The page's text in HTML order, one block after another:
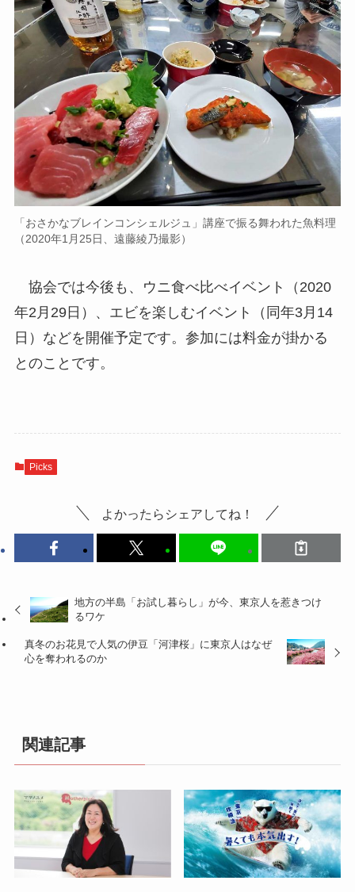
「おさかなブレインコンシェルジュ」講座で振る舞われた魚料理
（2020年1月25日、遠藤綾乃撮影）
協会では今後も、ウニ食べ比べイベント（2020
年2月29日）、エビを楽しむイベント（同年3月14
日）などを開催予定です。参加には料金が掛かる
とのことです。
Picks
よかったらシェアしてね！
地方の半島「お試し暮らし」が今、東京人を惹きつけ
るワケ
真冬のお花見で人気の伊豆「河津桜」に東京人はなぜ
心を奪われるのか
関連記事